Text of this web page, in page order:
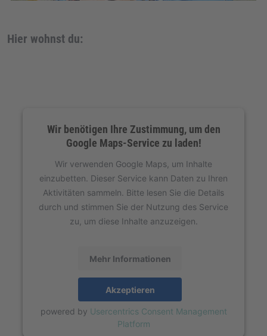
Hier wohnst du:
Wir benötigen Ihre Zustimmung, um den
Google Maps-Service zu laden!
Wir verwenden Google Maps, um Inhalte
einzubetten. Dieser Service kann Daten zu Ihren
Aktivitäten sammeln. Bitte lesen Sie die Details
durch und stimmen Sie der Nutzung des Service
zu, um diese Inhalte anzuzeigen.
Mehr Informationen
Akzeptieren
powered by Usercentrics Consent Management
Platform